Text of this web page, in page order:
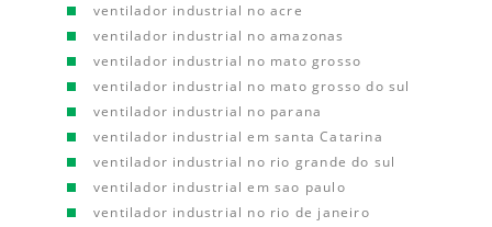
ventilador industrial no acre
ventilador industrial no amazonas
ventilador industrial no mato grosso
ventilador industrial no mato grosso do sul
ventilador industrial no parana
ventilador industrial em santa Catarina
ventilador industrial no rio grande do sul
ventilador industrial em sao paulo
ventilador industrial no rio de janeiro